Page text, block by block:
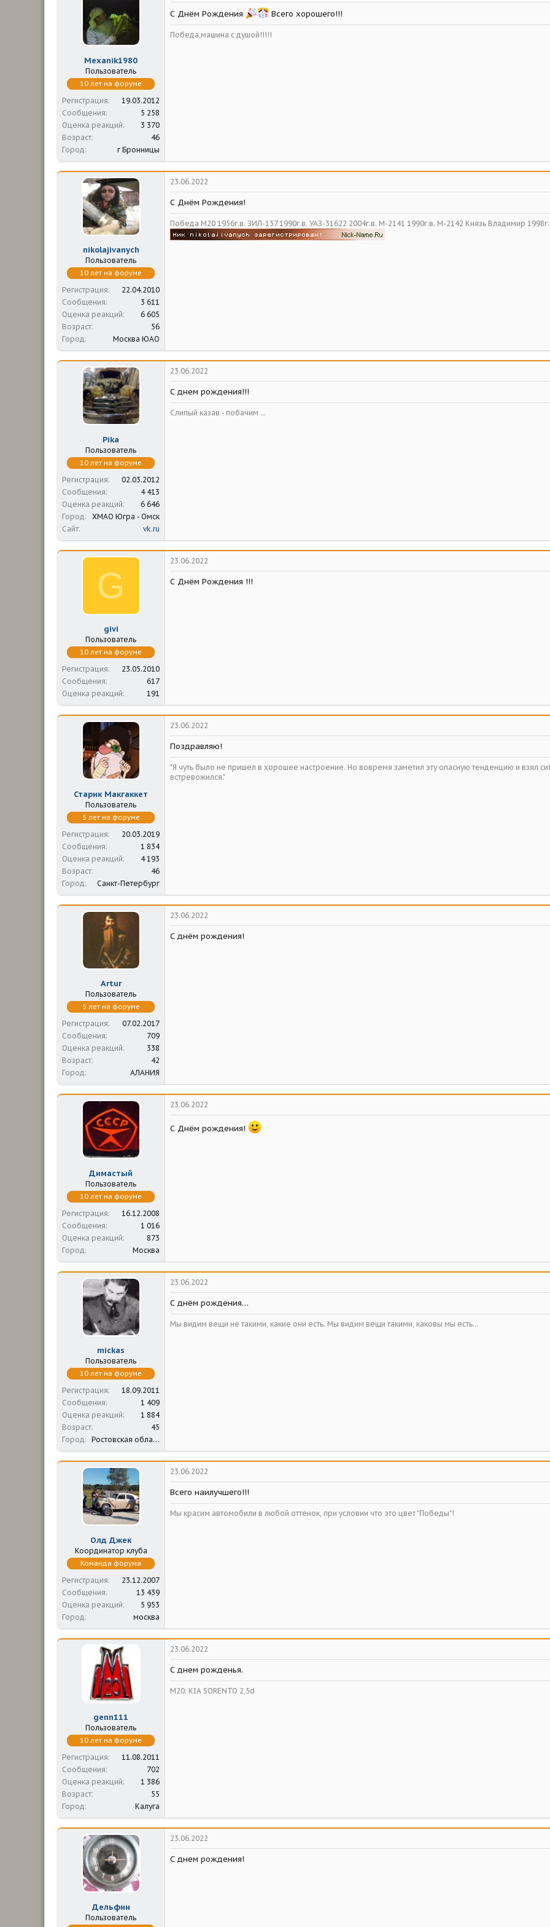
л
а
Mexanik1980
Пользователь
10 лет на форуме
Регистрация
19.03.2012
Сообщения
5 258
Оценка реакций
3 370
Возраст
46
Город
г Бронницы
С Днём Рождения Всего хорошего!!!
Победа,машина с душой!!!!!
nikolajivanych
Пользователь
10 лет на форуме
Регистрация
22.04.2010
Сообщения
3 611
Оценка реакций
6 605
Возраст
56
Город
Москва ЮАО
23.06.2022
С Днём Рождения!
Победа М20 1956г.в. ЗИЛ-157 1990г.в. УАЗ-31622 2004г.в. М-2141 1990г.в. М-2142 Князь Владимир
Pika
Пользователь
10 лет на форуме
Регистрация
02.03.2012
Сообщения
4 413
Оценка реакций
6 646
Город
ХМАО Югра - Омск
Сайт
vk.ru
23.06.2022
С днем рождения!!!
Слипый казав - побачим ...
G
givi
Пользователь
10 лет на форуме
Регистрация
23.05.2010
Сообщения
617
Оценка реакций
191
23.06.2022
С Днём Рождения !!!
Старик Макгаккет
Пользователь
5 лет на форуме
Регистрация
20.03.2019
Сообщения
1 834
Оценка реакций
4 193
Возраст
46
Город
Санкт-Петербург
23.06.2022
Поздравляю!
"Я чуть было не пришел в хорошее настроение. Но вовремя заметил эту опасную тенденцию и взял
встревожился."
Artur
Пользователь
5 лет на форуме
Регистрация
07.02.2017
Сообщения
709
Оценка реакций
338
Возраст
42
Город
АЛАНИЯ
23.06.2022
С днём рождения!
Димастый
Пользователь
10 лет на форуме
Регистрация
16.12.2008
Сообщения
1 016
Оценка реакций
873
Город
Москва
23.06.2022
С Днём рождения!
mickas
Пользователь
10 лет на форуме
Регистрация
18.09.2011
Сообщения
1 409
Оценка реакций
1 884
Возраст
45
Город
Ростовская область; Севастополь
23.06.2022
С днём рождения…
Мы видим вещи не такими, какие они есть. Мы видим вещи такими, каковы мы есть...
Олд Джек
Координатор клуба
Команда форума
Регистрация
23.12.2007
Сообщения
13 439
Оценка реакций
5 953
Город
москва
23.06.2022
Всего наилучшего!!!
Мы красим автомобили в любой оттенок, при условии что это цвет "Победы"!
genn111
Пользователь
10 лет на форуме
Регистрация
11.08.2011
Сообщения
702
Оценка реакций
1 386
Возраст
55
Город
Калуга
23.06.2022
С днем рожденья.
М20; KIA SORENTO 2,5d
Дельфин
Пользователь
23.06.2022
С днем рождения!